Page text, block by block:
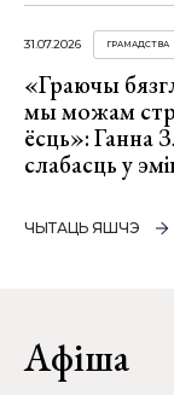
31.07.2026 ГРАМАДСТВА
«Граючы
мы можам
ёсць»: Ганна
слабасць у
ЧЫТАЦЬ ЯШЧЭ
Афіша